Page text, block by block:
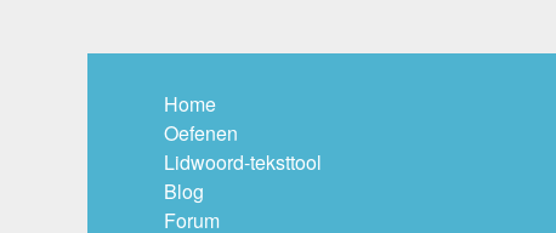
Home
Oefenen
Lidwoord-teksttool
Blog
Forum